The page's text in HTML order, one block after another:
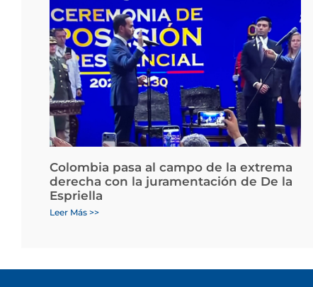
Colombia pasa al campo de la extrema
derecha con la juramentación de De la
Espriella
Leer Más >>